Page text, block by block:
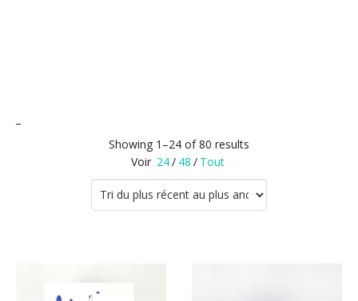
Showing 1–24 of 80 results
Voir 24/ 48 / Tout